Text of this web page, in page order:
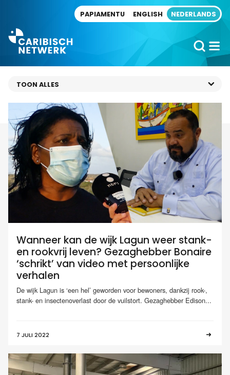
PAPIAMENTU ENGLISH NEDERLANDS
Wanneer kan de wijk Lagun weer stank-
en rookvrij leven? Gezaghebber Bonaire
‘schrikt’ van video met persoonlijke
verhalen
De wijk Lagun is ‘een hel’ geworden voor bewoners, dankzij rook-,
stank- en insectenoverlast door de vuilstort. Gezaghebber Edison...
7 JULI 2022